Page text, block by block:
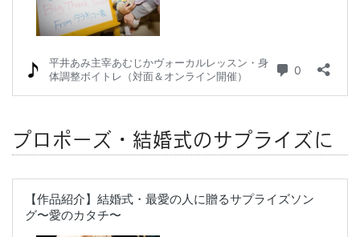
プロポーズ・結婚式のサプライズに